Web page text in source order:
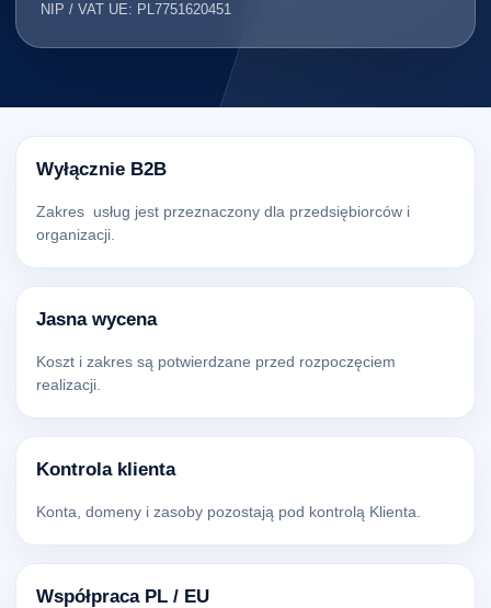
NIP / VAT UE: PL7751620451
Wyłącznie B2B
Zakres usług jest przeznaczony dla przedsiębiorców i
organizacji.
Jasna wycena
Koszt i zakres są potwierdzane przed rozpoczęciem
realizacji.
Kontrola klienta
Konta, domeny i zasoby pozostają pod kontrolą Klienta.
Współpraca PL / EU